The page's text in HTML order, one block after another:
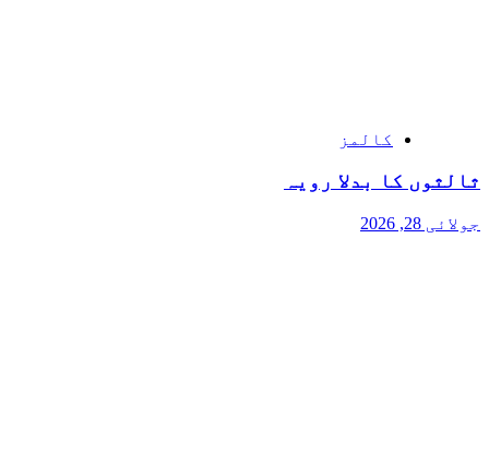
کالمز
ثالثوں کا بدلا رویہ
جولائی 28, 2026